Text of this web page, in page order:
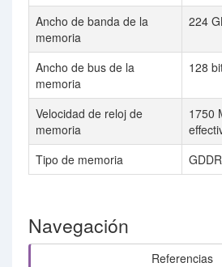
Ancho de banda de la
memoria
224
Ancho de bus de la
memoria
128
Velocidad de reloj de
memoria
1750
Tipo de memoria
Navegación
Referencias